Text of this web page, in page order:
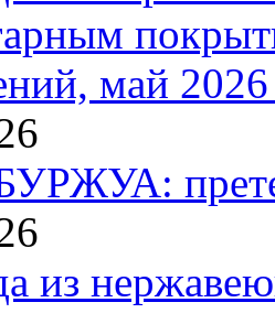
май 2026
из